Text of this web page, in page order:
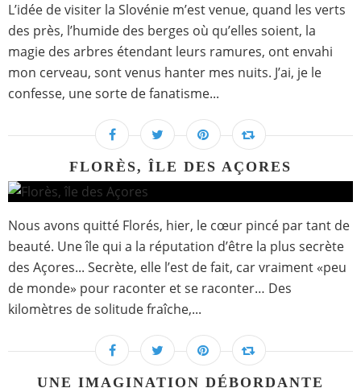
L’idée de visiter la Slovénie m’est venue, quand les verts
des près, l’humide des berges où qu’elles soient, la
magie des arbres étendant leurs ramures, ont envahi
mon cerveau, sont venus hanter mes nuits. J’ai, je le
confesse, une sorte de fanatisme...
FLORÈS, ÎLE DES AÇORES
Nous avons quitté Florés, hier, le cœur pincé par tant de
beauté. Une île qui a la réputation d’être la plus secrète
des Açores... Secrète, elle l’est de fait, car vraiment «peu
de monde» pour raconter et se raconter… Des
kilomètres de solitude fraîche,...
UNE IMAGINATION DÉBORDANTE